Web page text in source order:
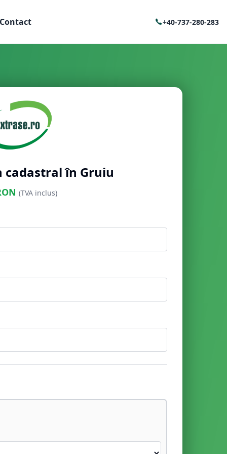
Contact +40-737-280-283
cadastral în Gruiu
(TVA inclus)